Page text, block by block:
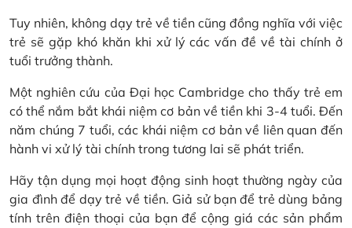
Tuy nhiên, không dạy trẻ về tiền cũng đồng nghĩa với việc
trẻ sẽ gặp khó khăn khi xử lý các vấn đề về tài chính ở
tuổi trưởng thành.
Một nghiên cứu của Đại học Cambridge cho thấy trẻ em
có thể nắm bắt khái niệm cơ bản về tiền khi 3-4 tuổi. Đến
năm chúng 7 tuổi, các khái niệm cơ bản về liên quan đến
hành vi xử lý tài chính trong tương lai sẽ phát triển.
Hãy tận dụng mọi hoạt động sinh hoạt thường ngày của
gia đình để dạy trẻ về tiền. Giả sử bạn để trẻ dùng bảng
tính trên điện thoại của bạn để cộng giá các sản phẩm